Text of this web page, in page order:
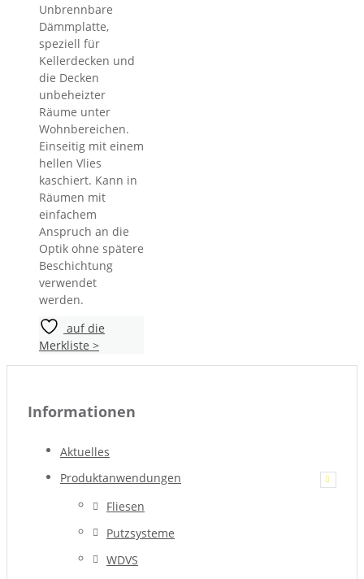
Unbrennbare
Dämmplatte,
speziell für
Kellerdecken und
die Decken
unbeheizter
Räume unter
Wohnbereichen.
Einseitig mit einem
hellen Vlies
kaschiert. Kann in
Räumen mit
einfachem
Anspruch an die
Optik ohne spätere
Beschichtung
verwendet
werden.
auf die
Merkliste >
Informationen
Aktuelles
Produktanwendungen
Fliesen
Putzsysteme
WDVS